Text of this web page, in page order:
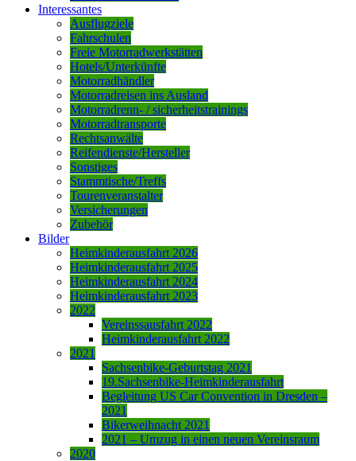
Interessantes
Ausflugziele
Fahrschulen
Freie Motorradwerkstätten
Hotels/Unterkünfte
Motorradhändler
Motorradreisen ins Ausland
Motorradrenn- / sicherheitstrainings
Motorradtransporte
Rechtsanwälte
Reifendienste/Hersteller
Sonstiges
Stammtische/Treffs
Tourenveranstalter
Versicherungen
Zubehör
Bilder
Heimkinderausfahrt 2026
Heimkinderausfahrt 2025
Heimkinderausfahrt 2024
Heimkinderausfahrt 2023
2022
Vereinssausfahrt 2022
Heimkinderausfahrt 2022
2021
Sachsenbike-Geburtstag 2021
19.Sachsenbike-Heimkinderausfahrt
Begleitung US Car Convention in Dresden –
2021
Bikerweihnacht 2021
2021 – Umzug in einen neuen Vereinsraum
2020